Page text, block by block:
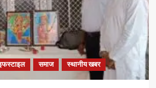
समाज स्थानीय खबर